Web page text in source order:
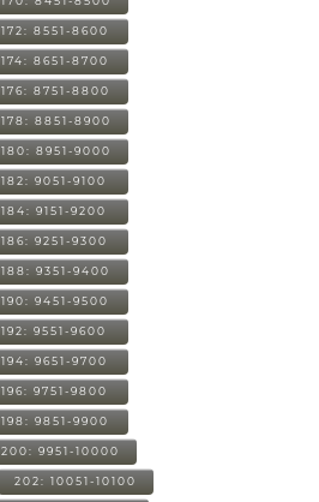
172: 8551-8600
174: 8651-8700
176: 8751-8800
178: 8851-8900
180: 8951-9000
182: 9051-9100
184: 9151-9200
186: 9251-9300
188: 9351-9400
190: 9451-9500
192: 9551-9600
194: 9651-9700
196: 9751-9800
198: 9851-9900
200: 9951-10000
202: 10051-10100